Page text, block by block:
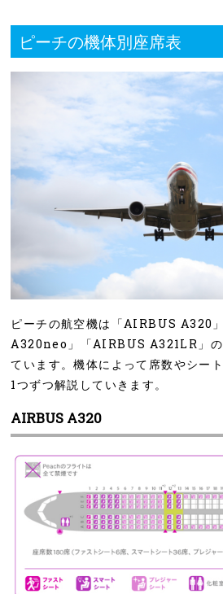
ピーチの機体別座席表
ピーチの航空機は「AIRBUS A320
A320neo」「AIRBUS A321LR」の
ています。機体によって席数やシー
1つずつ解説していきます。
AIRBUS A320